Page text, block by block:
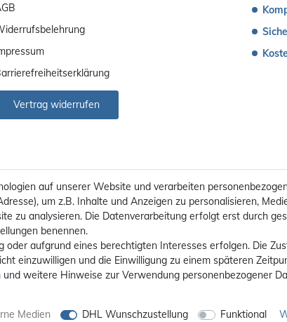
Vertrag widerrufen
Preise sind inkl. MwSt. / **Kostenloser Versand innerhalb
auf unserer Website und verarbeiten
um z.B. Inhalte und Anzeigen zu personalisieren,
zu analysieren. Die Datenverarbeitung erfolgt erst durch
benennen.
oder aufgrund eines berechtigten Interesses erfolgen. Die
einzuwilligen und die Einwilligung zu einem späteren
und weitere Hinweise zur Verwendung personenbezogener
Medien DHL Wunschzustellung Funktional